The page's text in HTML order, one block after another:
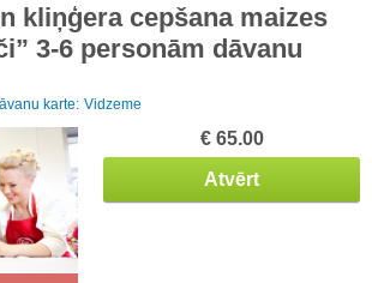
kliņģera cepšana maizes
3-6 personām dāvanu
karte: Vidzeme
€ 65.00
Atvērt